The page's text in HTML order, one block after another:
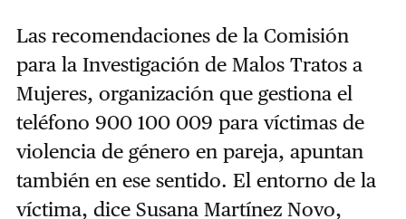
Las recomendaciones de la Comisión
para la Investigación de Malos Tratos a
Mujeres, organización que gestiona el
teléfono 900 100 009 para víctimas de
violencia de género en pareja, apuntan
también en ese sentido. El entorno de la
víctima, dice Susana Martínez Novo,